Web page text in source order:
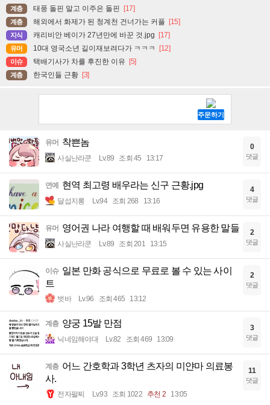
계층 태풍 돌핀 말고 이주은 돌핀 [17]
계층 해외에서 화제가 된 청계천 건너가는 커플 [15]
지식 캐리비안 베이가 27년만에 바꾼 것.jpg [17]
유머 10대 영국소년 길이재보려다가 ㅋㅋㅋ [12]
이슈 택배기사가 차를 후진한 이유 [5]
계층 한국인들 근황 [3]
유머 착쁜놈
사실난라쿤 Lv.89 조회 45 13:17
0
댓글
연예 현역 최고령 배우라는 신구 근황.jpg
달섭지롱 Lv.94 조회 268 13:16
4
댓글
유머 영어권 나라 여행할 때 배워두면 유용한 말들
사실난라쿤 Lv.89 조회 201 13:15
2
댓글
이슈 일본 만화 공식으로 무료로 볼 수 있는 사이
트
벗바 Lv.96 조회 465 13:12
2
댓글
계층 양궁 15발 만점
닉네임해야대 Lv.82 조회 469 13:09
3
댓글
계층 어느 간호학과 3학년 츠자의 미얀마 의료봉
사.
전자팔찌 Lv.93 조회 1022 추천 2 13:05
11
댓글